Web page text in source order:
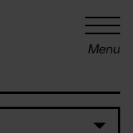
Menu